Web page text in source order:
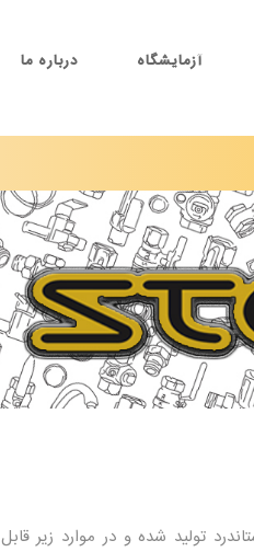
آزمایشگاه درباره ما
تولید شده و در موارد زیر قابل